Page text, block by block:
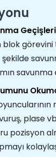
blok
şekilde
savunma
plase
pozisyon